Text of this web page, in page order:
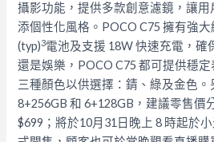
攝影功能，提供多款創意濾鏡，讓用
添個性化風格。POCO C75 擁有強
(typ)3電池及支援 18W 快速充電，確
還是娛樂，POCO C75 都可提供穩
三種顏色以供選擇：錆、綠及金色。
8+256GB 和 6+128GB，建議零售價
$699；將於10月31日晚上 8 時起於